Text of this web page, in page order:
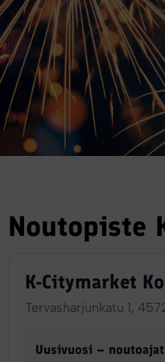
Noutopiste
K-Citymarket
Tervasharjunkatu 1,
Uusivuosi – noutoajat